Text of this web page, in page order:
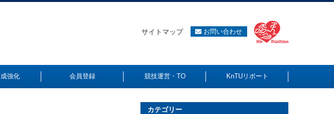
サイトマップ お問い合わせ
強化 会員登録 競技運営・TO KnTUリポート
カテゴリー